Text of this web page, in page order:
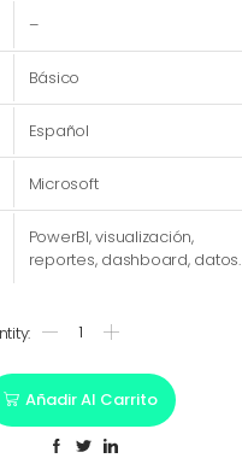
–
Básico
Español
Microsoft
PowerBI, visualización,
reportes, dashboard, datos.
Añadir Al Carrito